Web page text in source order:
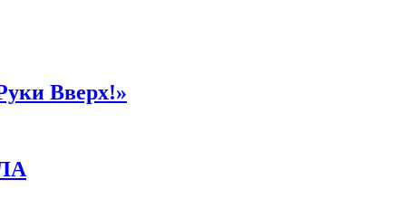
Вверх!»